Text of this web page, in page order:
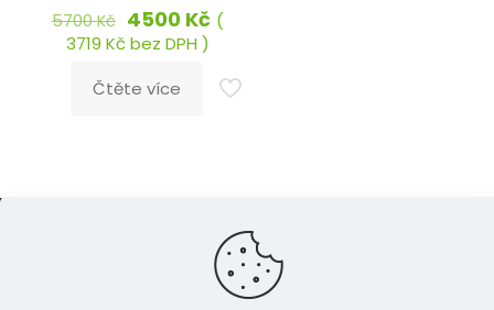
5700Kč Původní
cena
5700 Kč.
4500 KčAktuální
cena
4500 Kč.
(
3719 Kčbez DPH )
Čtěte více
© 2024 Eshop.OpravaPocitacu.cz